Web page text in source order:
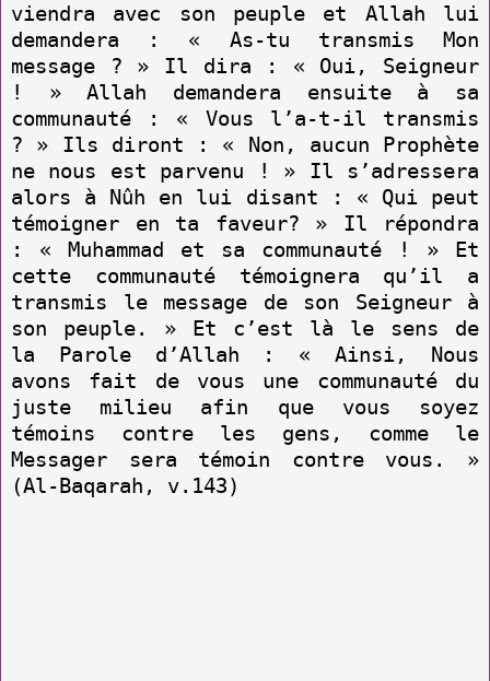
viendra avec son peuple et Allah lui
demandera : « As-tu trans­mis Mon
message ? » Il dira : « Oui, Seigneur
! » Allah deman­dera ensuite à sa
communauté : « Vous l’a-t-il transmis
? » Ils diront : « Non, aucun Prophète
ne nous est parvenu ! » Il s’adres­sera
alors à Nûh en lui disant : « Qui peut
témoigner en ta faveur? » Il répondra
: « Muhammad et sa communauté ! » Et
cette communauté témoignera qu’il a
transmis le message de son Seigneur à
son peuple. » Et c’est là le sens de
la Parole d’Allah : « Ainsi, Nous
avons fait de vous une communauté du
juste milieu afin que vous soyez
témoins contre les gens, comme le
Messager sera témoin contre vous. »
(Al-Baqarah, v.143)